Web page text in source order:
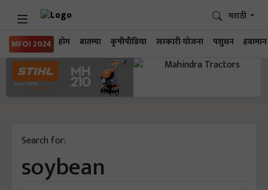
MFOI 2024 होम बातम्या कृषीपीडिया सरकारी योजना पशुधन हवामान
मराठी
Search for:
soybean